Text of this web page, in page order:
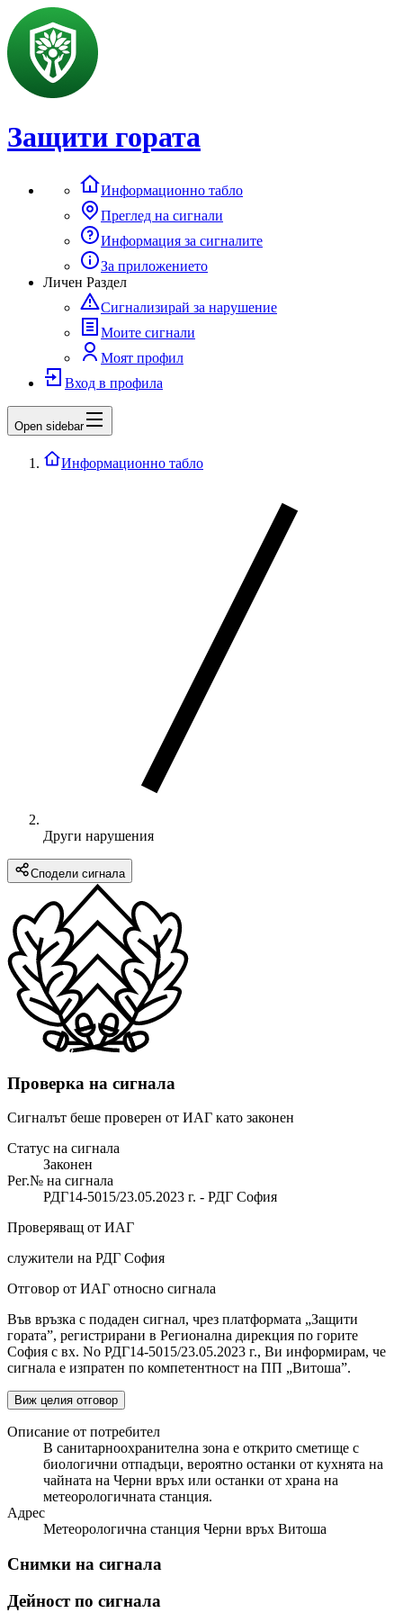
Защити гората
Информационно табло
Преглед на сигнали
Информация за сигналите
За приложението
Личен Раздел
Сигнализирай за нарушение
Моите сигнали
Моят профил
Вход в профила
Open sidebar
Информационно табло
Други нарушения
Сподели сигнала
Проверка на сигнала
Сигналът беше проверен от ИАГ като законен
Статус на сигнала
Законен
Рег.№ на сигнала
РДГ14-5015/23.05.2023 г. - РДГ София
Проверяващ от ИАГ
служители на РДГ София
Отговор от ИАГ относно сигнала
Във връзка с подаден сигнал, чрез платформата „Защити
гората”, регистрирани в Регионална дирекция по горите
София с вх. No РДГ14-5015/23.05.2023 г., Ви информирам, че
сигнала е изпратен по компетентност на ПП „Витоша”.
Виж целия отговор
Описание от потребител
В санитарноохранителна зона е открито сметище с
биологични отпадъци, вероятно останки от кухнята на
чайната на Черни връх или останки от храна на
метеорологичната станция.
Адрес
Метеорологична станция Черни връх Витоша
Снимки на сигнала
Дейност по сигнала